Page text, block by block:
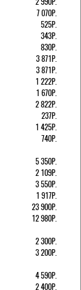
7 070Р.
525Р.
343Р.
830Р.
3 871Р.
3 871Р.
1 222Р.
1 670Р.
2 822Р.
237Р.
1 425Р.
740Р.
5 350Р.
2 109Р.
3 550Р.
1 917Р.
23 900Р.
12 980Р.
2 300Р.
3 200Р.
4 590Р.
2 400Р.